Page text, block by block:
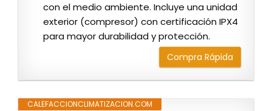
con el medio ambiente. Incluye una unidad
exterior (compresor) con certificación IPX4
para mayor durabilidad y protección.
Compra Rápida
CALEFACCIONCLIMATIZACION.COM